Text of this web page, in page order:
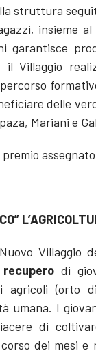
struttura
insieme al
garantisce
Villaggio
delle
Mariani e
Villaggio
recupero di
agricoli (orto
umana. I
di
dei mesi